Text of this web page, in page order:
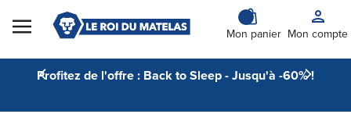
Skip to Content
Mon panier Mon compte
Profitez de l'offre : Back to Sleep - Jusqu'à -60% !